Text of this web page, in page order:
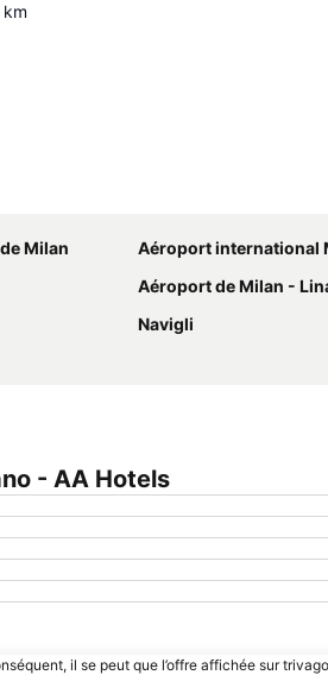
km
Milan
Aéroport international Milan Malpensa -
Aéroport de Milan -
Navigli
- AA Hotels
il se peut que l’offre affichée sur